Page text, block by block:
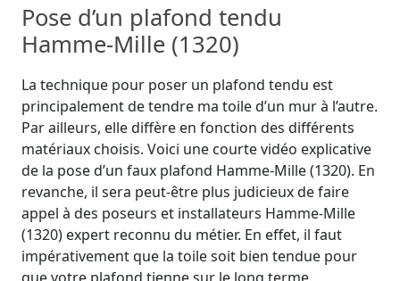
Pose d’un plafond tendu
Hamme-Mille (1320)
La technique pour poser un plafond tendu est
principalement de tendre ma toile d’un mur à l’autre.
Par ailleurs, elle diffère en fonction des différents
matériaux choisis. Voici une courte vidéo explicative
de la pose d’un faux plafond Hamme-Mille (1320). En
revanche, il sera peut-être plus judicieux de faire
appel à des poseurs et installateurs Hamme-Mille
(1320) expert reconnu du métier. En effet, il faut
impérativement que la toile soit bien tendue pour
que votre plafond tienne sur le long terme.